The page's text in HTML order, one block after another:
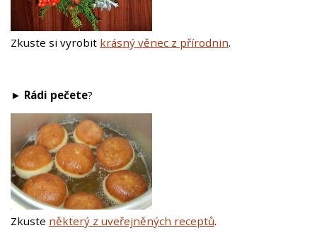
Zkuste si vyrobit krásný věnec z přírodnin.
► Rádi pečete?
Zkuste některý z uveřejněných receptů.